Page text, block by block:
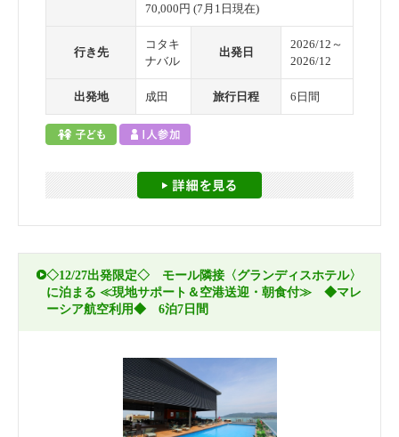
70,000円 (7月1日現在)
行き先
コタキ
ナバル
出発日
2026/12～
2026/12
出発地 成田 旅行日程 6日間
◇12/27出発限定◇ モール隣接〈グランディスホテル〉
に泊まる ≪現地サポート＆空港送迎・朝食付≫ ◆マレ
ーシア航空利用◆ 6泊7日間